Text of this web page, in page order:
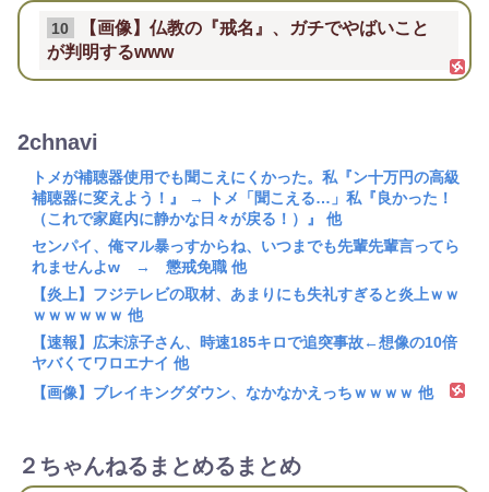
10
【画像】仏教の『戒名』、ガチでやばいこと
が判明するwww
2chnavi
トメが補聴器使用でも聞こえにくかった。私『ン十万円の高級
補聴器に変えよう！』 → トメ「聞こえる…」私『良かった！
（これで家庭内に静かな日々が戻る！）』 他
センパイ、俺マル暴っすからね、いつまでも先輩先輩言ってら
れませんよw → 懲戒免職 他
【炎上】フジテレビの取材、あまりにも失礼すぎると炎上ｗｗ
ｗｗｗｗｗｗ 他
【速報】広末涼子さん、時速185キロで追突事故←想像の10倍
ヤバくてワロエナイ 他
【画像】ブレイキングダウン、なかなかえっちｗｗｗｗ 他
２ちゃんねるまとめるまとめ